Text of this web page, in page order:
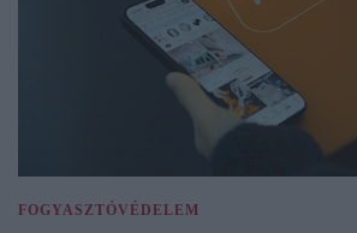
FOGYASZTÓVÉDELEM